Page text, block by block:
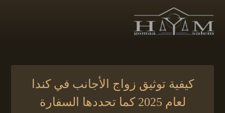
كيفية توثيق زواج الأجانب في كندا
لعام 2025 كما تحددها السفارة